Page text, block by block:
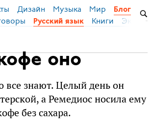
Дизайн Музыка Мир Блог
Русский язык Книги
оно
все знают. Целый день он
а Ремедиос носила ему
без сахара.